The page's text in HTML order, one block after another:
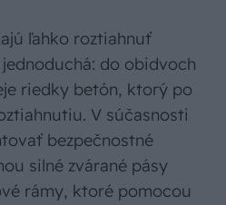
ľahko roztiahnuť
do obidvoch
riedky betón, ktorý po
V súčasnosti
bezpečnostné
silné zvárané pásy
rámy, ktoré pomocou